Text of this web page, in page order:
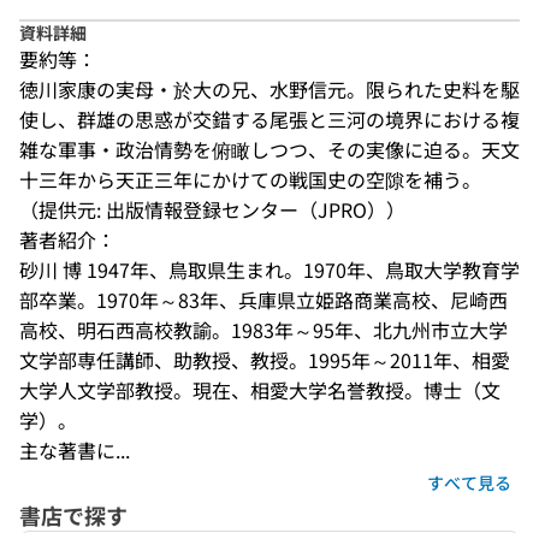
資料詳細
要約等：
徳川家康の実母・於大の兄、水野信元。限られた史料を駆
使し、群雄の思惑が交錯する尾張と三河の境界における複
雑な軍事・政治情勢を俯瞰しつつ、その実像に迫る。天文
十三年から天正三年にかけての戦国史の空隙を補う。
（提供元: 出版情報登録センター（JPRO））
著者紹介：
砂川 博 1947年、鳥取県生まれ。1970年、鳥取大学教育学
部卒業。1970年～83年、兵庫県立姫路商業高校、尼崎西
高校、明石西高校教諭。1983年～95年、北九州市立大学
文学部専任講師、助教授、教授。1995年～2011年、相愛
大学人文学部教授。現在、相愛大学名誉教授。博士（文
学）。
主な著書に...
すべて見る
書店で探す